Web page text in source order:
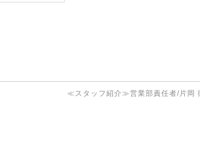
≪スタッフ紹介≫営業部責任者/片岡